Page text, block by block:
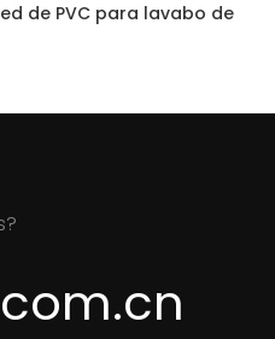
de PVC para lavabo de